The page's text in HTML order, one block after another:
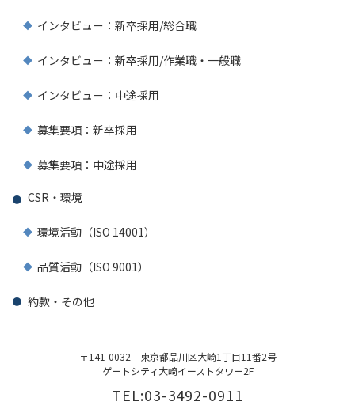
〒141-0032 東京都品川区大崎1丁目11番2号
ゲートシティ大崎イーストタワー2F
TEL:03-3492-0911
インタビュー：新卒採用/総合職
インタビュー：新卒採用/作業職・一般職
インタビュー：中途採用
募集要項：新卒採用
募集要項：中途採用
CSR・環境
環境活動（ISO 14001）
品質活動（ISO 9001）
約款・その他